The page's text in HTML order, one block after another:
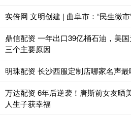
实倍网 文明创建 | 曲阜市：“民生微
鼎信配资 一年出口39亿桶石油，美
三个主要原因
明珠配资 长沙西服定制店哪家名声
万达配资 6年后逆袭！唐斯前女友晒
人生子获幸福